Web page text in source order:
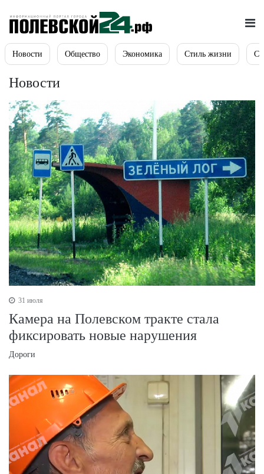
Новости Общество Экономика Стиль жизни
Новости
31 июля
Камера на Полевском тракте стала
фиксировать новые нарушения
Дороги